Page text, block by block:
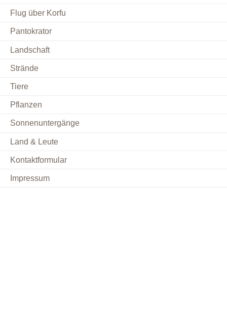
Flug über Korfu
Pantokrator
Landschaft
Strände
Tiere
Pflanzen
Sonnenuntergänge
Land & Leute
Kontaktformular
Impressum